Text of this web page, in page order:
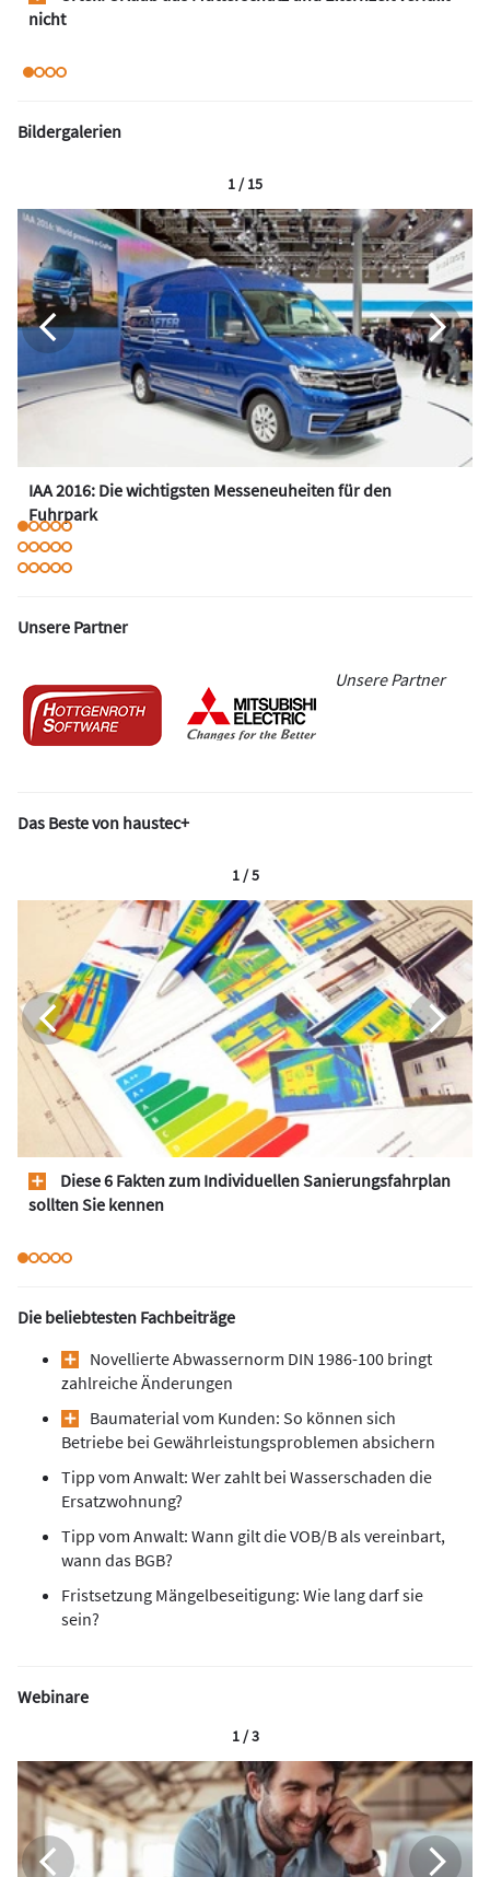
nicht
Bildergalerien
IAA 2016: Die wichtigsten Messeneuheiten für den
Fuhrpark
1 / 15
Unsere Partner
Unsere Partner
Das Beste von haustec+
Diese 6 Fakten zum Individuellen Sanierungsfahrplan
sollten Sie kennen
1 / 5
Die beliebtesten Fachbeiträge
Novellierte Abwassernorm DIN 1986-100 bringt
zahlreiche Änderungen
Baumaterial vom Kunden: So können sich
Betriebe bei Gewährleistungsproblemen absichern
Tipp vom Anwalt: Wer zahlt bei Wasserschaden die
Ersatzwohnung?
Tipp vom Anwalt: Wann gilt die VOB/B als vereinbart,
wann das BGB?
Fristsetzung Mängelbeseitigung: Wie lang darf sie
sein?
Webinare
1 / 3